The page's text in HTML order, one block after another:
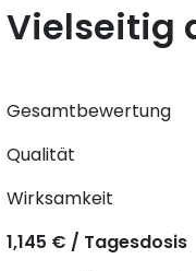
Vielseitig
Gesamtbewertung
Qualität
Wirksamkeit
1,145 € / Tagesdosis